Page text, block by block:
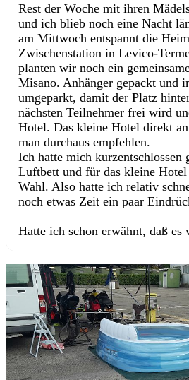
Rest der Woche mit ihren
und ich blieb noch eine Nacht
am Mittwoch entspannt die
Zwischenstation in Levico-
planten wir noch ein
Misano. Anhänger gepackt und
umgeparkt, damit der Platz
nächsten Teilnehmer frei wird
Hotel. Das kleine Hotel direkt
man durchaus empfehlen.
Ich hatte mich kurzentschlossen
Luftbett und für das kleine Hotel
Wahl. Also hatte ich relativ
noch etwas Zeit ein paar
Hatte ich schon erwähnt, daß es